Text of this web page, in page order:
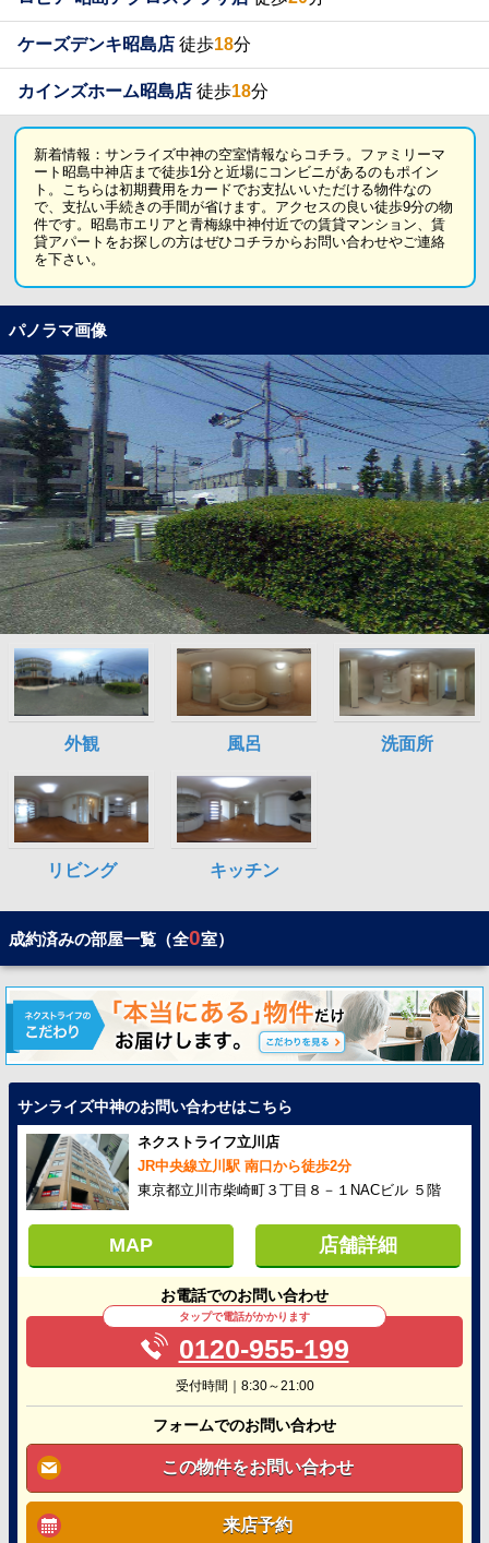
ケーズデンキ昭島店 徒歩18分
カインズホーム昭島店 徒歩18分
新着情報：サンライズ中神の空室情報ならコチラ。ファミリーマ
ート昭島中神店まで徒歩1分と近場にコンビニがあるのもポイン
ト。こちらは初期費用をカードでお支払いいただける物件なの
で、支払い手続きの手間が省けます。アクセスの良い徒歩9分の物
件です。昭島市エリアと青梅線中神付近での賃貸マンション、賃
貸アパートをお探しの方はぜひコチラからお問い合わせやご連絡
を下さい。
パノラマ画像
成約済みの部屋一覧（全0室）
サンライズ中神のお問い合わせはこちら
ネクストライフ立川店
JR中央線立川駅 南口から徒歩2分
東京都立川市柴崎町３丁目８－１NACビル ５階
MAP 店舗詳細
お電話でのお問い合わせ
タップで電話がかかります
0120-955-199
受付時間｜8:30～21:00
フォームでのお問い合わせ
この物件をお問い合わせ
来店予約